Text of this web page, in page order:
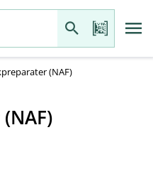
(NAF)